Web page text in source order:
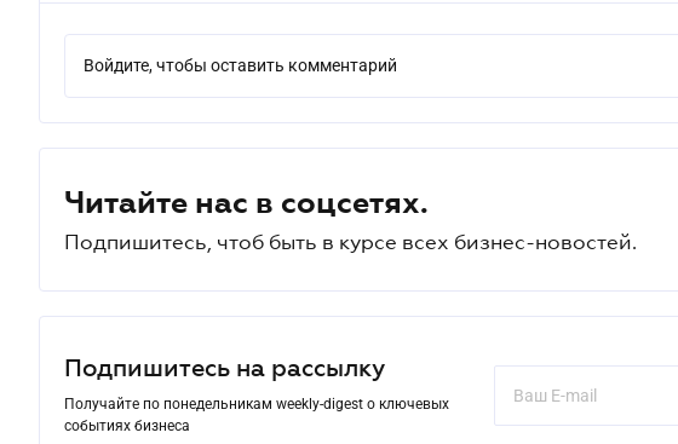
Войдите, чтобы оставить комментарий
Читайте нас в соцсетях.
Подпишитесь, чтоб быть в курсе всех бизнес-новостей.
Подпишитесь на рассылку
Получайте по понедельникам weekly-digest о ключевых
событиях бизнеса